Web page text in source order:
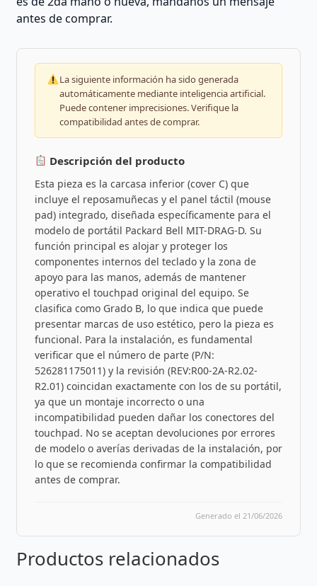
antes de comprar.
La siguiente información ha sido generada
automáticamente mediante inteligencia artificial.
Puede contener imprecisiones. Verifique la
compatibilidad antes de comprar.
Descripción del producto
Esta pieza es la carcasa inferior (cover C) que
incluye el reposamuñecas y el panel táctil (mouse
pad) integrado, diseñada específicamente para el
modelo de portátil Packard Bell MIT-DRAG-D. Su
función principal es alojar y proteger los
componentes internos del teclado y la zona de
apoyo para las manos, además de mantener
operativo el touchpad original del equipo. Se
clasifica como Grado B, lo que indica que puede
presentar marcas de uso estético, pero la pieza es
funcional. Para la instalación, es fundamental
verificar que el número de parte (P/N:
526281175011) y la revisión (REV:R00-2A-R2.02-
R2.01) coincidan exactamente con los de su portátil,
ya que un montaje incorrecto o una
incompatibilidad pueden dañar los conectores del
touchpad. No se aceptan devoluciones por errores
de modelo o averías derivadas de la instalación, por
lo que se recomienda confirmar la compatibilidad
antes de comprar.
Generado el 21/06/2026
Productos relacionados